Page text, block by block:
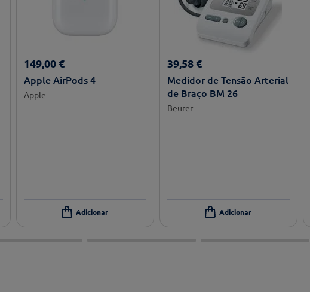
149,00 €
Apple AirPods 4
Apple
39,58 €
Medidor de Tensão Arterial
de Braço BM 26
Beurer